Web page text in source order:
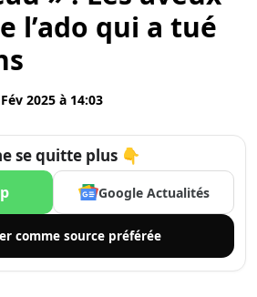
l’ado qui a tué
2025 à 14:03
se quitte plus 👇
Google Actualités
comme source préférée